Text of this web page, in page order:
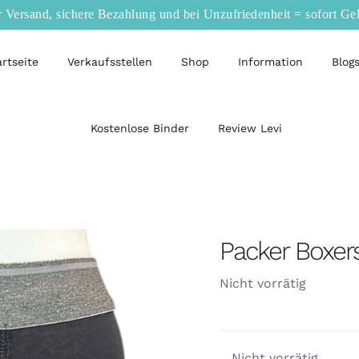
Versand, sichere Bezahlung und bei Unzufriedenheit = sofort
Verkaufsstellen Shop Information
Kostenlose Binder Review Levi
Packer
Nicht vorrätig